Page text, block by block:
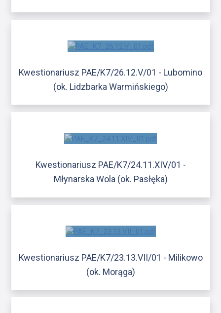
Kwestionariusz PAE/K7/26.12.V/01 - Lubomino
(ok. Lidzbarka Warmińskiego)
Kwestionariusz PAE/K7/24.11.XIV/01 -
Młynarska Wola (ok. Pasłęka)
Kwestionariusz PAE/K7/23.13.VII/01 - Milikowo
(ok. Morąga)